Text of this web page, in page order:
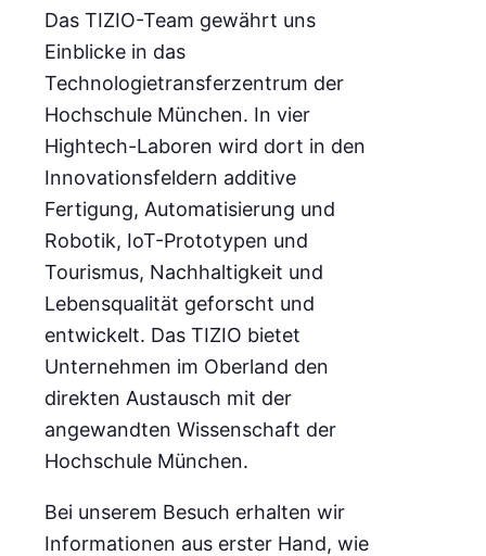
Das TIZIO-Team gewährt uns
Einblicke in das
Technologietransferzentrum der
Hochschule München. In vier
Hightech-Laboren wird dort in den
Innovationsfeldern additive
Fertigung, Automatisierung und
Robotik, IoT-Prototypen und
Tourismus, Nachhaltigkeit und
Lebensqualität geforscht und
entwickelt. Das TIZIO bietet
Unternehmen im Oberland den
direkten Austausch mit der
angewandten Wissenschaft der
Hochschule München.
Bei unserem Besuch erhalten wir
Informationen aus erster Hand, wie